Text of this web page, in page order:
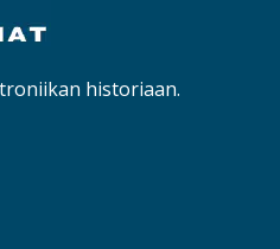
historiaan.